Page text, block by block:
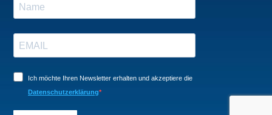
Ich möchte Ihren Newsletter erhalten und akzeptiere die
Datenschutzerklärung